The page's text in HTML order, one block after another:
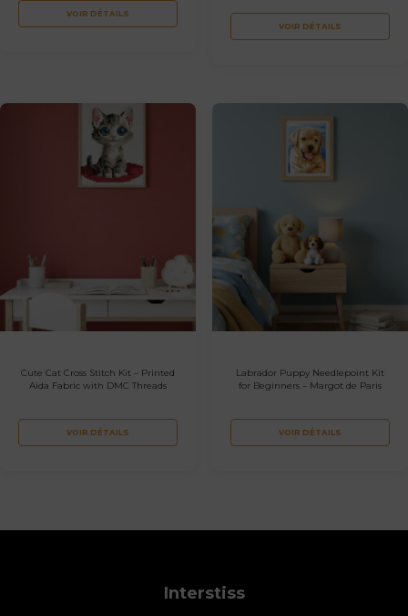
VOIR DÉTAILS
VOIR DÉTAILS
Cute Cat Cross Stitch Kit – Printed
Aida Fabric with DMC Threads
VOIR DÉTAILS
Labrador Puppy Needlepoint Kit
for Beginners – Margot de Paris
VOIR DÉTAILS
Interstiss